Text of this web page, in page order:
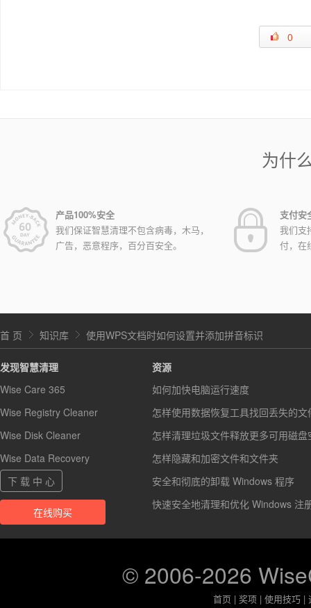
0
为什
产品100%安全
我们保证智慧清理不包含病毒，木马，
广告，恶意程序，百分百安全。
支付安
我们支
付，在
首 页 知识库 使用WPS文档时如何设置并添加拼音标识
发现智慧清理
Wise Care 365
Wise Registry Cleaner
Wise Disk Cleaner
Wise Data Recovery
下 载 中 心
在线购买
资源
如何加快电脑运行速度
怎样使用数据恢复工具找回丢失的文
怎样清理垃圾文件释放更多可用磁盘
怎样隐藏和加密文件和文件夹
安全和彻底的卸载 Windows 程序
快速安全地清理和优化 Windows 注
© 2006-2026
首页 |奖项 |使用技巧 |